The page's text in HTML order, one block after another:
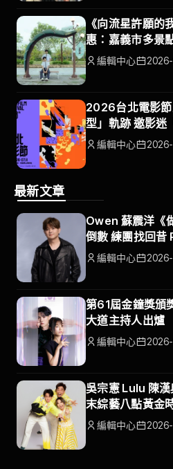
《向流星許願
惠：嘉義市多景
編輯中心
2026台北電影
型」軌跡 邀影迷
編輯中心
最新文章
Owen 蘇震洋《
倒數 練團找回昔
編輯中心
第61屆金鐘獎頒
大道主持人出爐
編輯中心
吳宗憲 Lulu 陳
末綜藝八點黃金
編輯中心